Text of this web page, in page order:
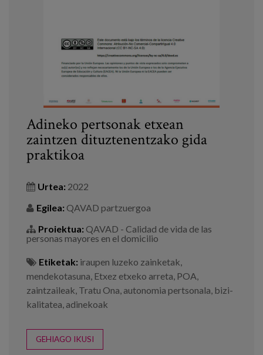
Egizu lan gurekin
Salaketa-kanala
Adineko pertsonak etxean
zaintzen dituztenentzako gida
praktikoa
Urtea: 2022
Egilea: QAVAD partzuergoa
Proiektua: QAVAD - Calidad de vida de las
personas mayores en el domicilio
Etiketak: iraupen luzeko zainketak
mendekotasuna Etxez etxeko arreta POA
zaintzaileak Tratu Ona autonomia pertsonala bizi-
kalitatea adinekoak
GEHIAGO IKUSI